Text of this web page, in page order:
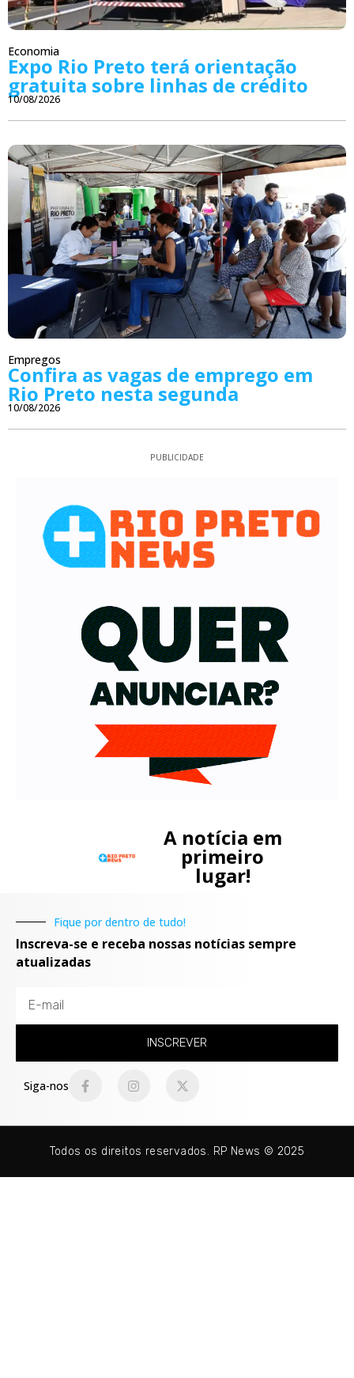
Economia
Expo Rio Preto terá orientação
gratuita sobre linhas de crédito
10/08/2026
Empregos
Confira as vagas de emprego em
Rio Preto nesta segunda
10/08/2026
PUBLICIDADE
A notícia em
primeiro
lugar!
Fique por dentro de tudo!
Inscreva-se e receba nossas notícias sempre
atualizadas
INSCREVER
Siga-nos
Todos os direitos reservados. RP News © 2025